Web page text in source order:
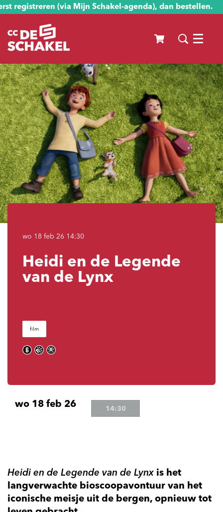
registreren (via Mijn Schakel-agenda), dan bestellen.
Menu
Heidi en de Legende
van de Lynx
wo 18 feb 26 14:30
film
wo 18 feb 26 14:30
Heidi en de Legende van de Lynx is het
langverwachte bioscoopavontuur van het
iconische meisje uit de bergen, opnieuw tot